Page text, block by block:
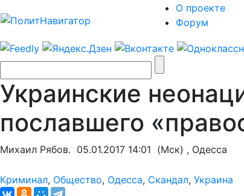
О проекте
Форум
Украинские
пославшего
Михаил Рябов. 05.01.2017 14:01 (Мск) , Одесса
Криминал, Общество, Одесса, Скандал, Украина